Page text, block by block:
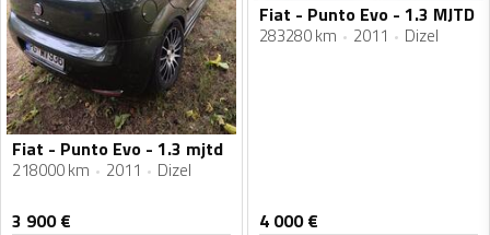
Fiat - Punto Evo - 1.3 mjtd
218000 km 2011 Dizel
3 900€
Fiat - Punto Evo - 1.3 MJTD
283280 km 2011 Dizel
4 000€